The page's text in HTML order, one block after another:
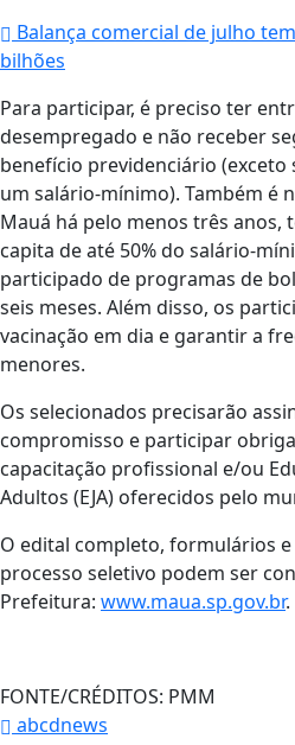
Balança comercial de julho
bilhões
Para participar, é preciso ter
desempregado e não receber
benefício previdenciário
um salário-mínimo). Também é
Mauá há pelo menos três
capita de até 50% do salário-
participado de programas de
seis meses. Além disso, os
vacinação em dia e garantir a
menores.
Os selecionados precisarão
compromisso e participar
capacitação profissional e/ou
Adultos (EJA) oferecidos pelo
O edital completo, formulários
processo seletivo podem ser
Prefeitura: www.maua.sp.gov.br.
FONTE/CRÉDITOS: PMM
abcdnews